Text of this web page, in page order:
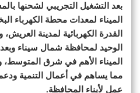
بعد التشغيل التجريبي لشحنها
الميناء لمعدات محطة الكهرباء
القدرة الكهربائية لمدينة العريش،
الوحيد لمحافظة شمال سيناء
الميناء الأهم في شرق المتوسط،
مما يساهم في أعمال التنمية
عمل لأبناء المحافظة.